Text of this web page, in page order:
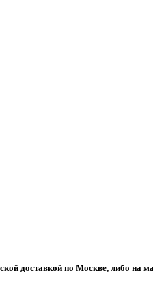
доставкой по Москве, либо на